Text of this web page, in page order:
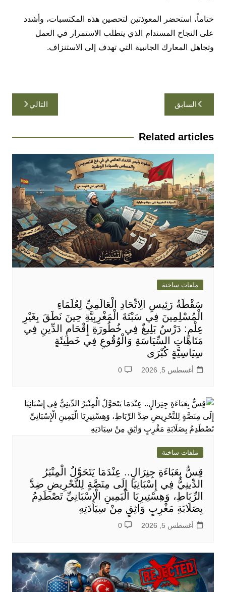
ختاماً، استحضر المعوذتين لتحصين هذه المكتسبات، وأشدد
على النجاح المستدام الذي يتطلب الاستمرار في العمل
وتجاهل المعارك الجانبية التي تهدف إلى الاستنزاف.
تصفّح
المقالات
السابق التالي
Related articles
ملفات ساخنة
سَقْطَةُ رَئِيسِ الِاتِّحَادِ الْعَالَمِيِّ لِعُلَمَاءِ
الْمُسْلِمِينَ فِي سَبْتَةَ الْمَغْرِبِيَّةِ حِينَ نَطَقَ بِغَيْرِ
عِلْمٍ: دَرْسٌ بَلِيغٌ فِي خُطُورَةِ إِقْحَامِ الدِّينِ فِي
مَتَاهَاتِ السِّيَاسَةِ وَالْوُقُوعِ فِي خَطِيئَةٍ
سِيَاسِيَّةٍ كُبْرَى
أغسطس 5, 2026 0
ملفات ساخنة
قِسٌّ بِعَبَاءَةِ جِنِرَالٍ.. عِنْدَمَا يَتَحَوَّلُ الْمِنْبَرُ
الدِّينِيُّ فِي إِسْبَانِيَا إِلَى مِنَصَّةٍ لِلتَّحْرِيضِ ضِدَّ
الرِّبَاطِ، وَهِسْتِيرِيَا الْيَمِينِ الْإِسْبَانِيِّ تَصْطَدِمُ
بِصَلَابَةِ مَغْرِبٍ وَاثِقٍ مِنْ سِيَادَتِهِ
أغسطس 5, 2026 0